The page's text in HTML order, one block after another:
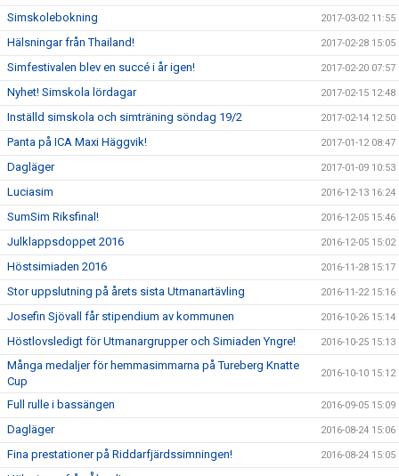
Simskolebokning 2017-03-02 11:55
Hälsningar från Thailand! 2017-02-28 15:05
Simfestivalen blev en succé i år igen! 2017-02-20 07:57
Nyhet! Simskola lördagar 2017-02-15 12:48
Inställd simskola och simträning söndag 19/2 2017-02-14 12:50
Panta på ICA Maxi Häggvik! 2017-01-12 08:47
Dagläger 2017-01-09 10:53
Luciasim 2016-12-13 16:24
SumSim Riksfinal! 2016-12-05 15:46
Julklappsdoppet 2016 2016-12-05 15:02
Höstsimiaden 2016 2016-11-28 15:17
Stor uppslutning på årets sista Utmanartävling 2016-11-22 15:16
Josefin Sjövall får stipendium av kommunen 2016-10-26 15:14
Höstlovsledigt för Utmanargrupper och Simiaden Yngre! 2016-10-25 15:13
Många medaljer för hemmasimmarna på Tureberg Knatte
Cup
2016-10-10 15:12
Full rulle i bassängen 2016-09-05 15:09
Dagläger 2016-08-24 15:06
Fina prestationer på Riddarfjärdssimningen! 2016-08-24 15:05